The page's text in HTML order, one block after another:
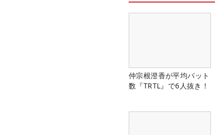
仲宗根澄香が平均パット
数『TRTL』で6人抜き！